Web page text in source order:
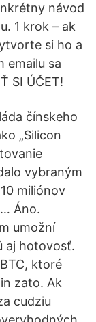
návod
1 krok – ak
si ho a
emailu sa
SI ÚČET!
čínskeho
„Silicon
vybraným
miliónov
Áno.
umožní
aj hotovosť.
ktoré
zato. Ak
cudziu